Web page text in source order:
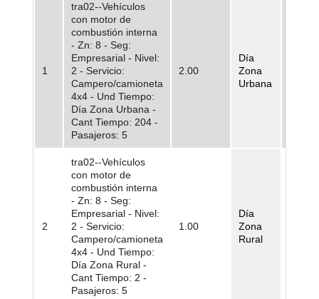
1
tra02--Vehículos
con motor de
combustión interna
- Zn: 8 - Seg:
Empresarial - Nivel:
2 - Servicio:
Campero/camioneta
4x4 - Und Tiempo:
Día Zona Urbana -
Cant Tiempo: 204 -
Pasajeros: 5
2.00
Día
Zona
Urbana
2
tra02--Vehículos
con motor de
combustión interna
- Zn: 8 - Seg:
Empresarial - Nivel:
2 - Servicio:
Campero/camioneta
4x4 - Und Tiempo:
Día Zona Rural -
Cant Tiempo: 2 -
Pasajeros: 5
1.00
Día
Zona
Rural